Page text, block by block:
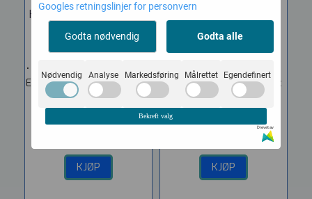
HK Audio Premium PR:O
18S ...
• Subwoofer • 18”-element •
Effekt: 500/1000 W • Max....
KJØP
JBL CWT128 Passiv
høgtalar ...
JBL CWT er en ny
installasjonsserie med et
revolusjonerende design.
CWT128 har dual...
KJØP
Googles retningslinjer for personvern
Godta nødvendig Godta alle
Nødvendig Analyse Markedsføring Målrettet Egendefinert
Bekreft valg
Drevet av